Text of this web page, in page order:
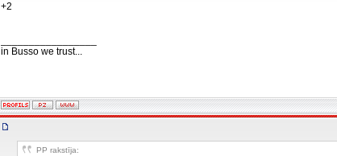
+2
in Busso we trust...
PP rakstīja: